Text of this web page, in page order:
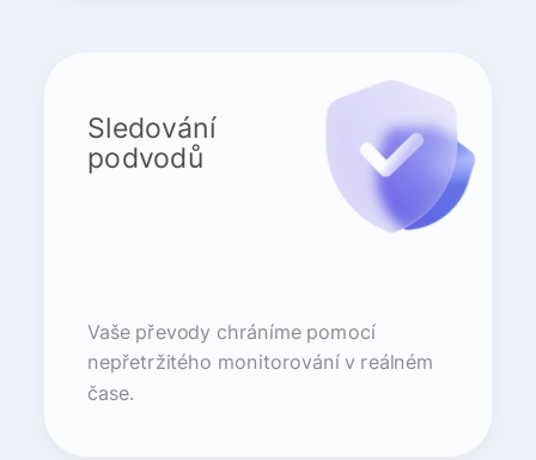
Sledování
podvodů
Vaše převody chráníme pomocí
nepřetržitého monitorování v reálném
čase.